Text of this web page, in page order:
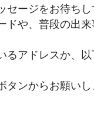
セージをお待ち
ドや、普段の出
るアドレスか、
タンからお願い